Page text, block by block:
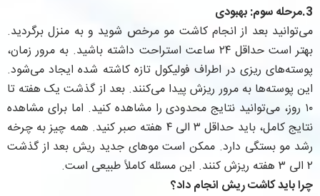
3.مرحله سوم: بهبودی
می‌توانید بعد از انجام کاشت مو مرخص شوید و به منزل برگردید.
بهتر است حداقل ۲۴ ساعت استراحت داشته باشید. به مرور زمان،
پوسته‌های ریزی در اطراف فولیکول تازه کاشته شده ایجاد می‌شود.
این پوسته‌ها به مرور ریزش پیدا می‌کنند. بعد از گذشت یک هفته تا
۱۰ روز، می‌توانید نتایج محدودی را مشاهده کنید. اما برای مشاهده
نتایج کامل، باید حداقل ۳ الی ۴ هفته صبر کنید. همه چیز به چرخه
رشد مو بستگی دارد. ممکن است موهای جدید ریش بعد از گذشت
۲ الی ۳ هفته ریزش کنند. این مسئله کاملاً طبیعی است.
چرا باید کاشت ریش انجام داد؟